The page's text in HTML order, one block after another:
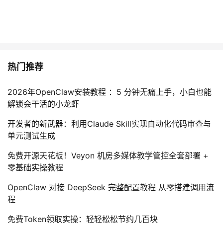
热门推荐
2026年OpenClaw安装教程 ：5 分钟无痛上手，小白也能
解锁会干活的小龙虾
开发者的新武器：利用Claude Skill实现自动化代码审查与
单元测试生成
免费开源天花板！Veyon 机房多媒体教学管控全套部署 +
零基础实操教程
OpenClaw 对接 DeepSeek 完整配置教程 从零搭建调用流
程
免费Token领取实操：轻轻松松节约几百块